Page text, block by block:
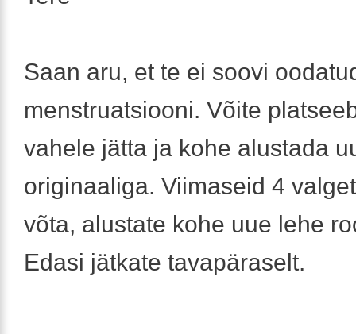
Saan aru, et te ei soovi
menstruatsiooni. Võite
vahele jätta ja kohe alustada
originaaliga. Viimaseid 4
võta, alustate kohe uue lehe
Edasi jätkate tavapäraselt.